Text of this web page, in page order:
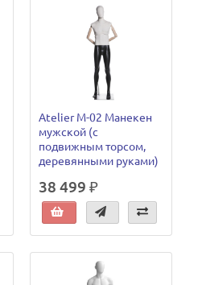
Atelier M-02 Манекен
мужской (с
подвижным торсом,
деревянными руками)
38 499 ₽